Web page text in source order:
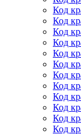
Код
Код
Код
Код
Код
Код
Код
Код
Код
Код
Код
Код